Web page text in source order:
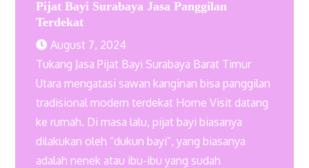
Pijat Bayi Surabaya Jasa Panggilan
Terdekat
August 7, 2024
Tukang Jasa Pijat Bayi Surabaya Barat Timur
Utara mengatasi sawan kanginan bisa panggilan
tradisional modern terdekat Home Visit datang
ke rumah. Di masa lalu, pijat bayi biasanya
dilakukan oleh “dukun bayi”, yang biasanya
adalah nenek atau ibu-ibu yang sudah